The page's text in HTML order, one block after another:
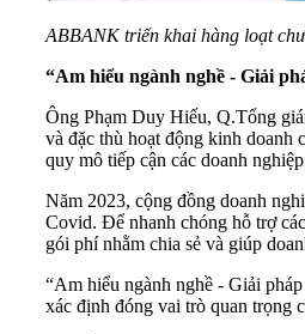
ABBANK triển khai hàng loạt
“Am hiểu ngành nghề - Giải
Ông Phạm Duy Hiếu, Q.Tổng
và đặc thù hoạt động kinh doanh
quy mô tiếp cận các doanh
Năm 2023, cộng đồng doanh
Covid. Để nhanh chóng hỗ trợ
gói phí nhằm chia sẻ và giúp
“Am hiểu ngành nghề - Giải
xác định đóng vai trò quan trọng